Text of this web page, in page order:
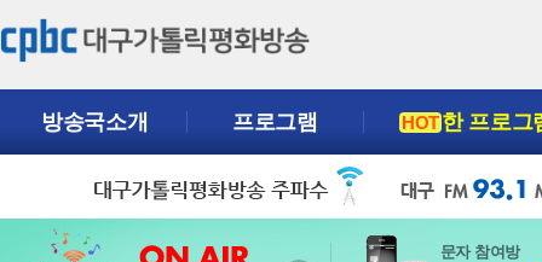
방송국소개 프로그램 HOT한 프로그
문자 참여방